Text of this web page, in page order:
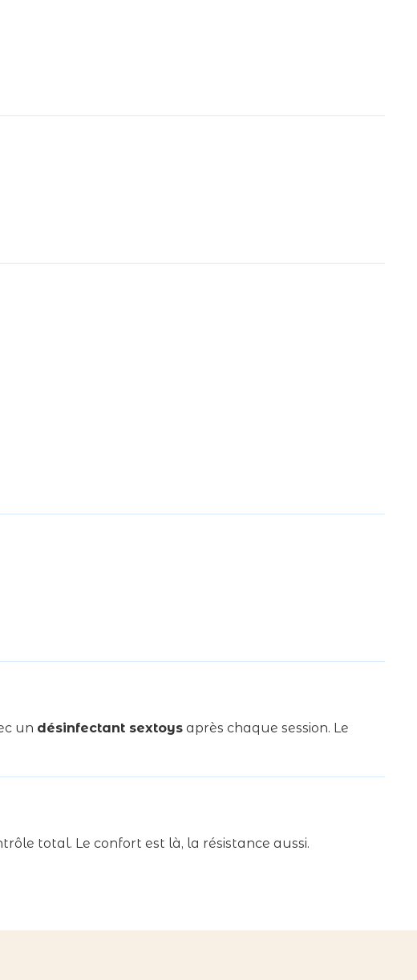
un désinfectant sextoys après chaque session. Le
total. Le confort est là, la résistance aussi.